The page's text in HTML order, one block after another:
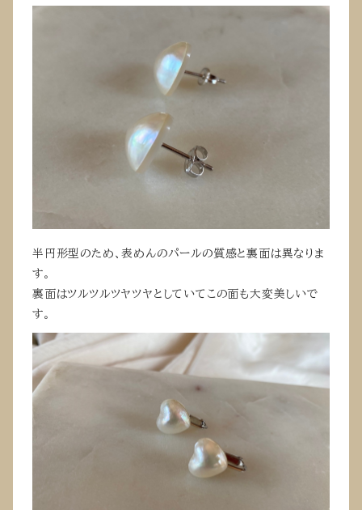
半円形型のため、表めんのパールの質感と裏面は異なりま
す。
裏面はツルツルツヤツヤとしていてこの面も大変美しいで
す。